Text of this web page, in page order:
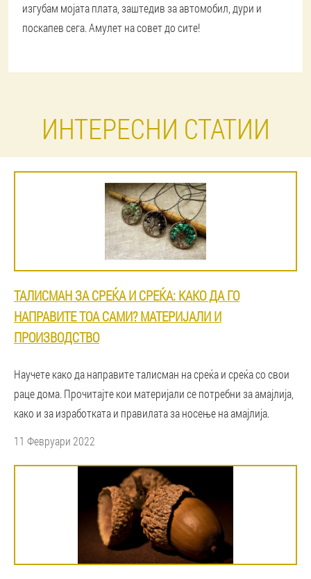
изгубам мојата плата, заштедив за автомобил, дури и
поскапев сега. Амулет на совет до сите!
ИНТЕРЕСНИ СТАТИИ
ТАЛИСМАН ЗА СРЕЌА И СРЕЌА: КАКО ДА ГО
НАПРАВИТЕ ТОА САМИ? МАТЕРИЈАЛИ И
ПРОИЗВОДСТВО
Научете како да направите талисман на среќа и среќа со свои
раце дома. Прочитајте кои материјали се потребни за амајлија,
како и за изработката и правилата за носење на амајлија.
11 Февруари 2022